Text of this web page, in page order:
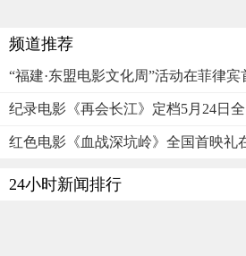
频道推荐
“福建·东盟电影文化周”活动在菲律宾
纪录电影《再会长江》定档5月24日
红色电影《血战深坑岭》全国首映礼
24小时新闻排行